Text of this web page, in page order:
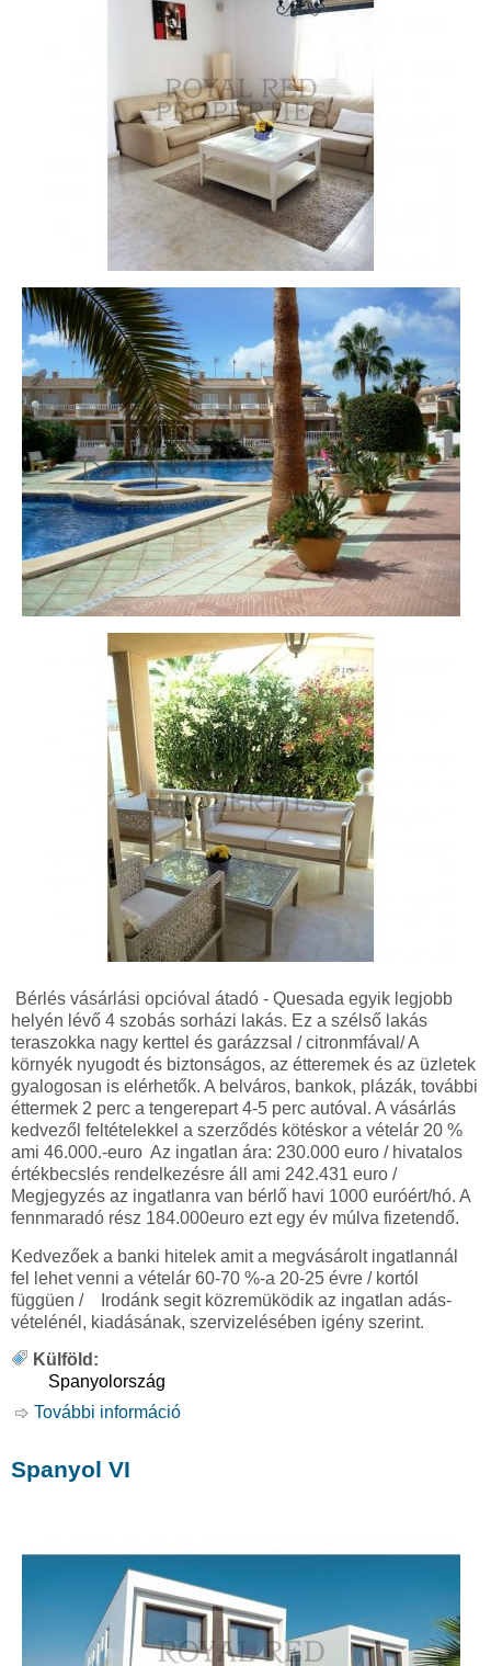
Bérlés vásárlási opcióval átadó - Quesada egyik legjobb
helyén lévő 4 szobás sorházi lakás. Ez a szélső lakás
teraszokka nagy kerttel és garázzsal / citronmfával/ A
környék nyugodt és biztonságos, az étteremek és az üzletek
gyalogosan is elérhetők. A belváros, bankok, plázák, további
éttermek 2 perc a tengerepart 4-5 perc autóval. A vásárlás
kedvezől feltételekkel a szerződés kötéskor a vételár 20 %
ami 46.000.-euro Az ingatlan ára: 230.000 euro / hivatalos
értékbecslés rendelkezésre áll ami 242.431 euro /
Megjegyzés az ingatlanra van bérlő havi 1000 euróért/hó. A
fennmaradó rész 184.000euro ezt egy év múlva fizetendő.
Kedvezőek a banki hitelek amit a megvásárolt ingatlannál
fel lehet venni a vételár 60-70 %-a 20-25 évre / kortól
függüen / Irodánk segit közremüködik az ingatlan adás-
vételénél, kiadásának, szervizelésében igény szerint.
Külföld:
Spanyolország
További információ
Spanyol VI